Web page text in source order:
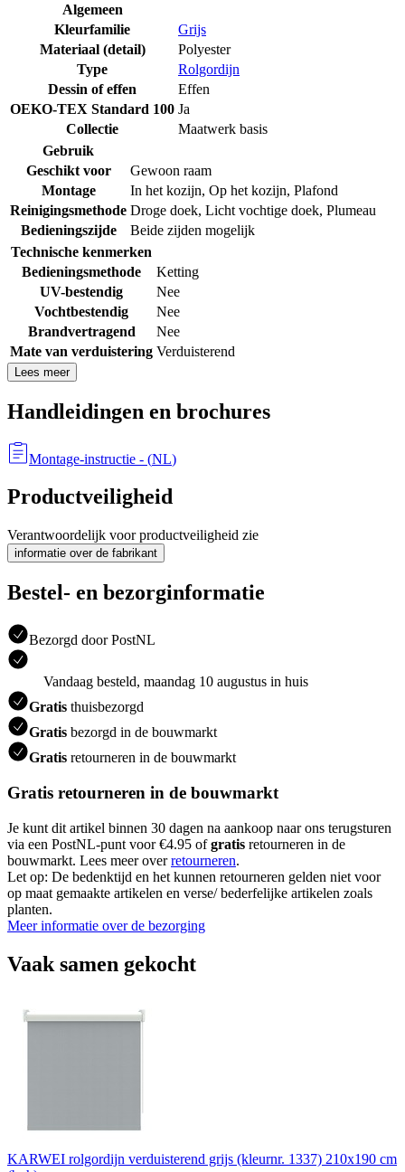
Algemeen
Kleurfamilie
Grijs
Materiaal (detail)
Polyester
Type
Rolgordijn
Dessin of effen
Effen
OEKO-TEX Standard 100 Ja
Collectie
Maatwerk basis
Gebruik
Geschikt voor
Gewoon raam
Montage
In het kozijn, Op het kozijn, Plafond
Reinigingsmethode Droge doek, Licht vochtige doek, Plumeau
Bedieningszijde
Beide zijden mogelijk
Technische kenmerken
Bedieningsmethode
Ketting
UV-bestendig
Nee
Vochtbestendig
Nee
Brandvertragend
Nee
Mate van verduistering Verduisterend
Lees meer
Handleidingen en brochures
Montage-instructie - (NL)
Productveiligheid
Verantwoordelijk voor productveiligheid zie
informatie over de fabrikant
Bestel- en bezorginformatie
Bezorgd door PostNL
Vandaag besteld, maandag 10 augustus in huis
Gratis thuisbezorgd
Gratis bezorgd in de bouwmarkt
Gratis retourneren in de bouwmarkt
Gratis retourneren in de bouwmarkt
Je kunt dit artikel binnen 30 dagen na aankoop naar ons terugsturen
via een PostNL-punt voor €4.95 ofgratis retourneren in de
bouwmarkt. Lees meer overretourneren.
Let op: De bedenktijd en het kunnen retourneren gelden niet voor
op maat gemaakte artikelen en verse/ bederfelijke artikelen zoals
planten.
Meer informatie over de bezorging
Vaak samen gekocht
KARWEI rolgordijn verduisterend grijs (kleurnr. 1337) 210x190 cm